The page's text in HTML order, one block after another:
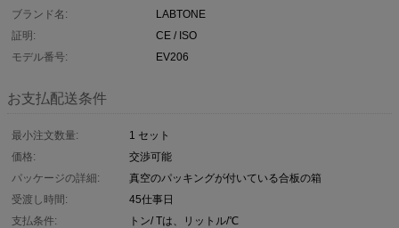
ブランド名:
LABTONE
証明:
CE / ISO
モデル番号:
EV206
お支払配送条件
最小注文数量:
1 セット
価格:
交渉可能
パッケージの詳細:
真空のパッキングが付いている合板の箱
受渡し時間:
45仕事日
支払条件:
トン/ Tは、リットル/℃